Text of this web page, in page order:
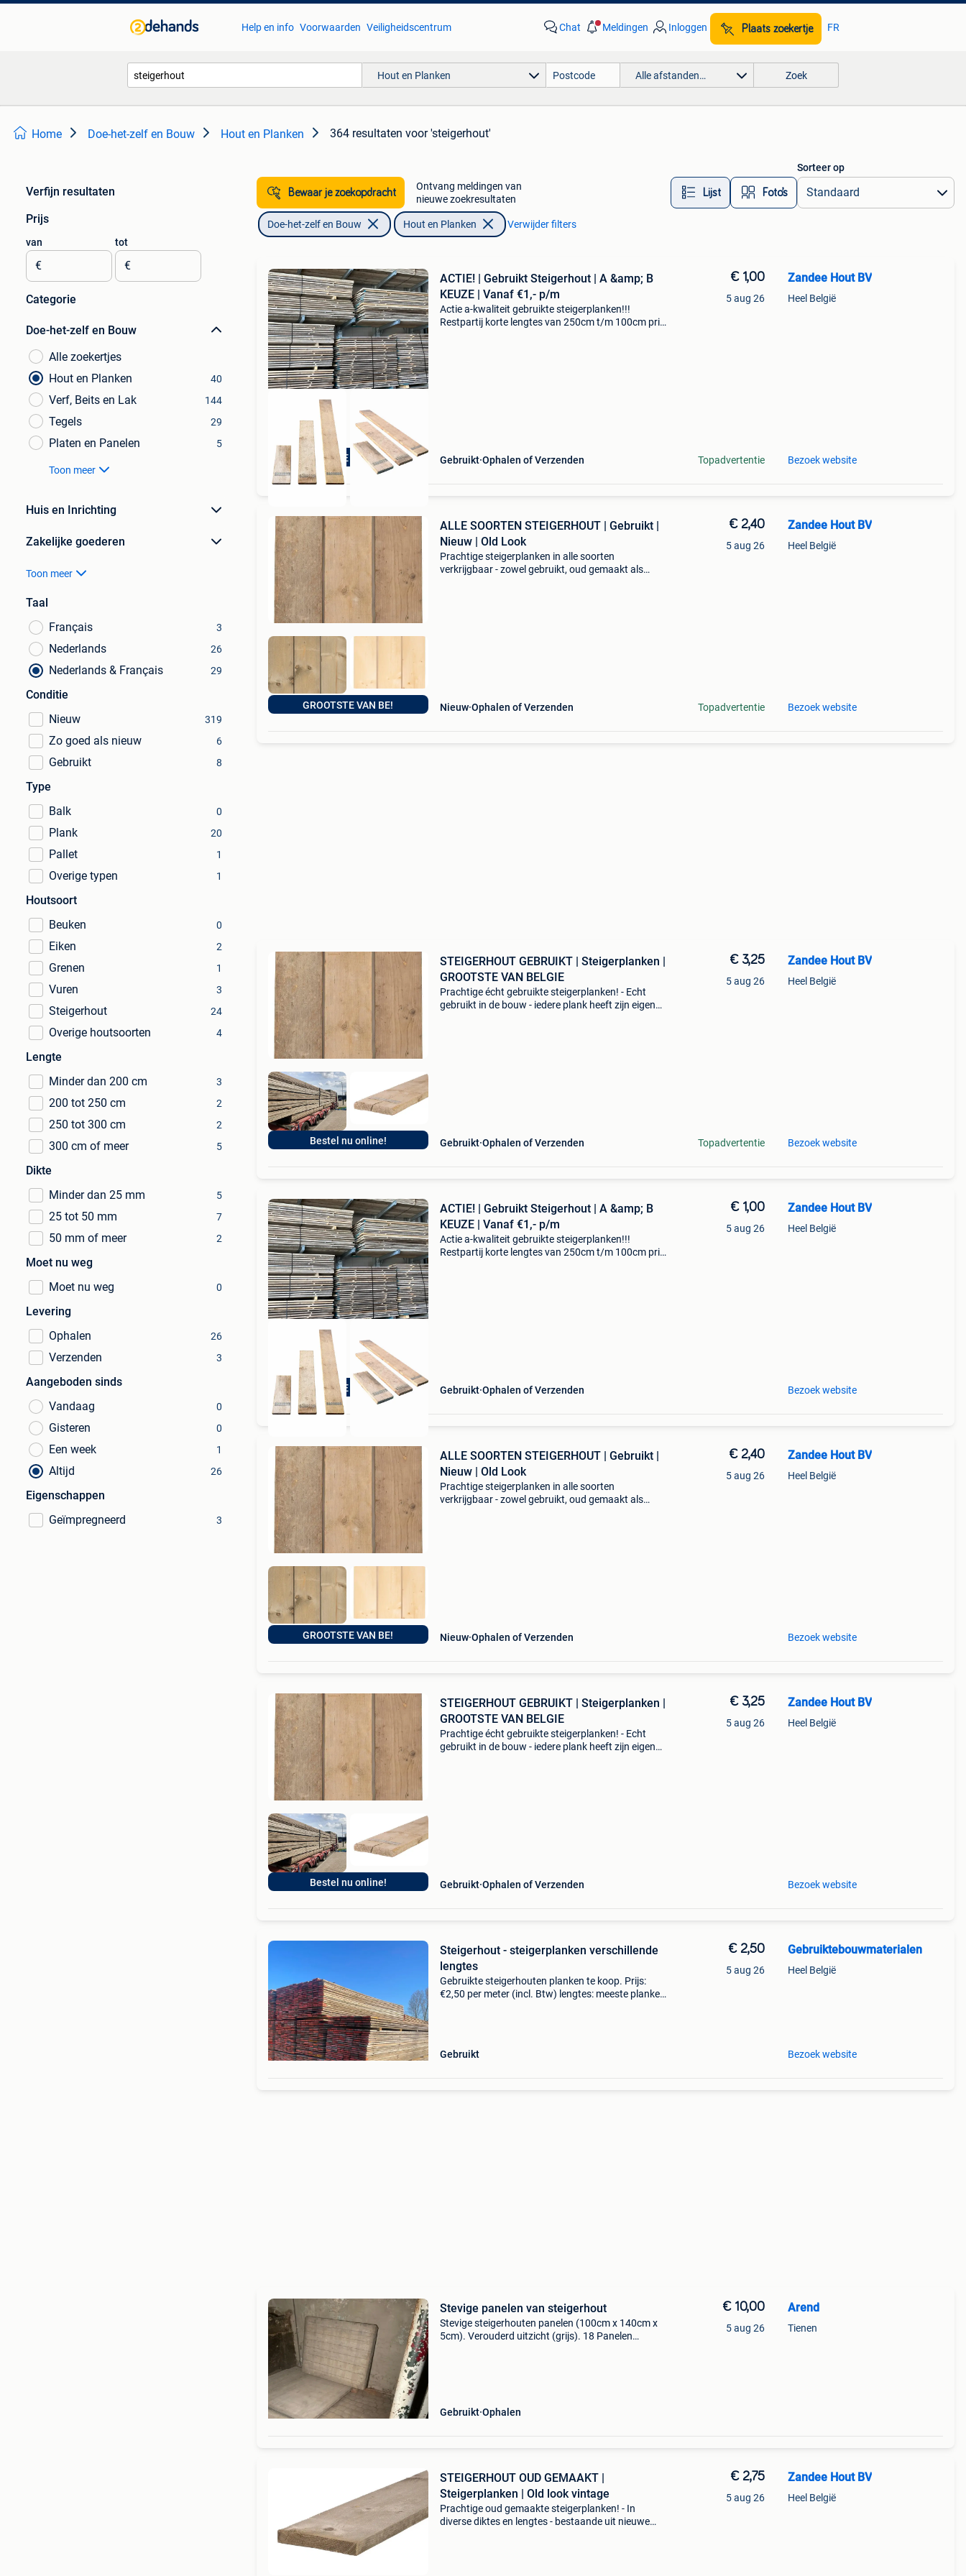
Help en info Voorwaarden Veiligheidscentrum Chat Meldingen Inloggen Plaats zoekertje FR
Hout en Planken Alle afstanden… Zoek
Home Doe-het-zelf en Bouw Hout en Planken 364 resultaten voor 'steigerhout'
Verfijn resultaten
Prijs
van
€
tot
€
Categorie
Doe-het-zelf en Bouw
Alle zoekertjes
Hout en Planken
40
Verf, Beits en Lak 144
Tegels 29
Platen en Panelen 5
Toon meer
Huis en Inrichting
Zakelijke goederen
Toon meer
Taal
Français
3
Nederlands 26
Nederlands & Français 29
Conditie
Nieuw
319
Zo goed als nieuw 6
Gebruikt 8
Type
Balk
0
Plank 20
Pallet 1
Overige typen 1
Houtsoort
Beuken
0
Eiken 2
Grenen 1
Vuren 3
Steigerhout 24
Overige houtsoorten 4
Lengte
Minder dan 200 cm
3
200 tot 250 cm 2
250 tot 300 cm 2
300 cm of meer 5
Dikte
Minder dan 25 mm
5
25 tot 50 mm 7
50 mm of meer 2
Moet nu weg
Moet nu weg
0
Levering
Ophalen
26
Verzenden 3
Aangeboden sinds
Vandaag
0
Gisteren 0
Een week 1
Altijd 26
Eigenschappen
Geïmpregneerd
3
Bewaar je zoekopdracht
Ontvang meldingen van
nieuwe zoekresultaten
Lijst Foto’s
Sorteer op
Doe-het-zelf en Bouw Hout en Planken Verwijder filters
GROOTSTE VAN NL BE
ACTIE! | Gebruikt Steigerhout | A &amp; B
KEUZE | Vanaf €1,- p/m
Actie a-kwaliteit gebruikte steigerplanken!!!
Restpartij korte lengtes van 250cm t/m 100cm prijs
Gebruikt Ophalen of Verzenden
€ 1,00
5 aug 26
Topadvertentie
Zandee Hout BV
Heel België
Bezoek website
GROOTSTE VAN BE!
ALLE SOORTEN STEIGERHOUT | Gebruikt |
Nieuw | Old Look
Prachtige steigerplanken in alle soorten
verkrijgbaar - zowel gebruikt, oud gemaakt als
Nieuw Ophalen of Verzenden
€ 2,40
5 aug 26
Topadvertentie
Zandee Hout BV
Heel België
Bezoek website
Bestel nu online!
STEIGERHOUT GEBRUIKT | Steigerplanken |
GROOTSTE VAN BELGIE
Prachtige écht gebruikte steigerplanken! - Echt
gebruikt in de bouw - iedere plank heeft zijn eigen
Gebruikt Ophalen of Verzenden
€ 3,25
5 aug 26
Topadvertentie
Zandee Hout BV
Heel België
Bezoek website
GROOTSTE VAN NL BE
ACTIE! | Gebruikt Steigerhout | A &amp; B
KEUZE | Vanaf €1,- p/m
Actie a-kwaliteit gebruikte steigerplanken!!!
Restpartij korte lengtes van 250cm t/m 100cm prijs
Gebruikt Ophalen of Verzenden
€ 1,00
5 aug 26
Zandee Hout BV
Heel België
Bezoek website
GROOTSTE VAN BE!
ALLE SOORTEN STEIGERHOUT | Gebruikt |
Nieuw | Old Look
Prachtige steigerplanken in alle soorten
verkrijgbaar - zowel gebruikt, oud gemaakt als
Nieuw Ophalen of Verzenden
€ 2,40
5 aug 26
Zandee Hout BV
Heel België
Bezoek website
Bestel nu online!
STEIGERHOUT GEBRUIKT | Steigerplanken |
GROOTSTE VAN BELGIE
Prachtige écht gebruikte steigerplanken! - Echt
gebruikt in de bouw - iedere plank heeft zijn eigen
Gebruikt Ophalen of Verzenden
€ 3,25
5 aug 26
Zandee Hout BV
Heel België
Bezoek website
Steigerhout - steigerplanken verschillende
lengtes
Gebruikte steigerhouten planken te koop. Prijs:
€2,50 per meter (incl. Btw) lengtes: meeste planken
Gebruikt
€ 2,50
5 aug 26
Gebruiktebouwmaterialen
Heel België
Bezoek website
Stevige panelen van steigerhout
Stevige steigerhouten panelen (100cm x 140cm x
5cm). Verouderd uitzicht (grijs). 18 Panelen
Gebruikt Ophalen
€ 10,00
5 aug 26
Arend
Tienen
STEIGERHOUT OUD GEMAAKT |
Steigerplanken | Old look vintage
Prachtige oud gemaakte steigerplanken! - In
diverse diktes en lengtes - bestaande uit nieuwe
€ 2,75
5 aug 26
Zandee Hout BV
Heel België